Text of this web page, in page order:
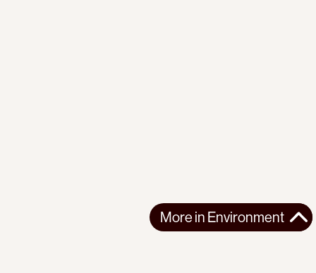
More in Environment